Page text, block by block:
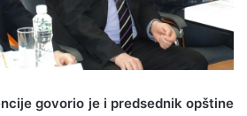
govorio je i predsednik opštine